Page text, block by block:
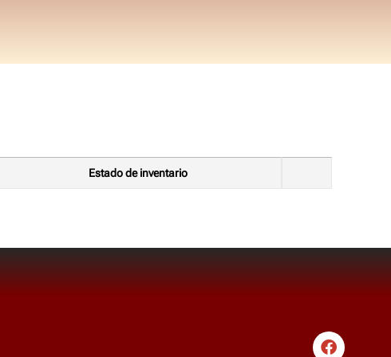
Estado de inventario